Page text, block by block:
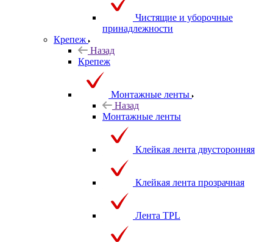
Чистящие и уборочные
принадлежности
Крепеж
Назад
Крепеж
Монтажные ленты
Назад
Монтажные ленты
Клейкая лента двусторонняя
Клейкая лента прозрачная
Лента TPL